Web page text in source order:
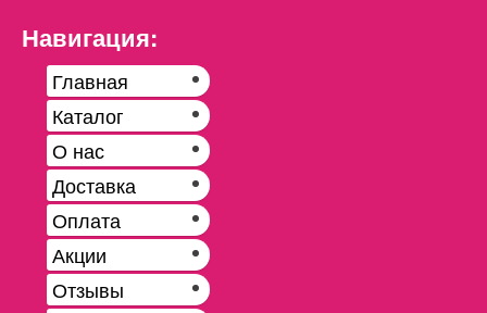
Навигация:
Главная
Каталог
О нас
Доставка
Оплата
Акции
Отзывы